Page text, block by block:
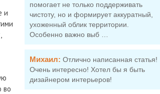
и
во
помогает не только поддерживать
чистоту, но и формирует аккуратный,
ухоженный облик территории.
Особенно важно выб …
Михаил: Отлично написанная статья!
Очень интересно! Хотел бы я быть
дизайнером интерьеров!